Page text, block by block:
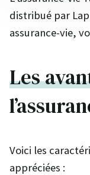
distribué par
assurance-vie,
Les
Voici les
appréciées :